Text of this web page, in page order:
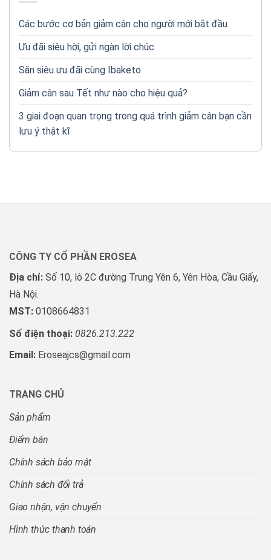
Các bước cơ bản giảm cân cho người mới bắt đầu
Ưu đãi siêu hời, gửi ngàn lời chúc
Săn siêu ưu đãi cùng Ibaketo
Giảm cân sau Tết như nào cho hiệu quả?
3 giai đoạn quan trọng trong quá trình giảm cân bạn cần
lưu ý thật kĩ
CÔNG TY CỔ PHẦN EROSEA
Địa chỉ: Số 10, lô 2C đường Trung Yên 6, Yên Hòa, Cầu Giấy,
Hà Nội.
MST: 0108664831
Số điện thoại: 0826.213.222
Email: Eroseajcs@gmail.com
TRANG CHỦ
Sản phẩm
Điểm bán
Chính sách bảo mật
Chính sách đổi trả
Giao nhận, vận chuyển
Hình thức thanh toán